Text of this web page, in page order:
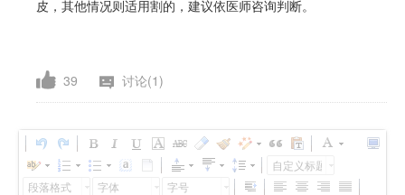
皮，其他情况则适用割的，建议依医师咨询判断。
39 讨论(1)
自定义标题
段落格式
字体
字号